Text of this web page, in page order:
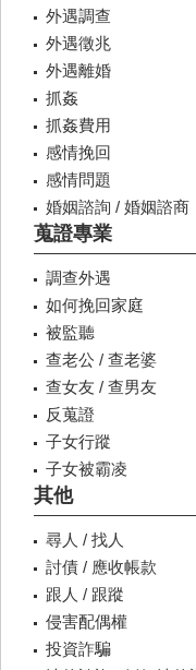
外遇調查
外遇徵兆
外遇離婚
抓姦
抓姦費用
感情挽回
感情問題
婚姻諮詢 / 婚姻諮商
蒐證專業
調查外遇
如何挽回家庭
被監聽
查老公 / 查老婆
查女友 / 查男友
反蒐證
子女行蹤
子女被霸凌
其他
尋人 / 找人
討債 / 應收帳款
跟人 / 跟蹤
侵害配偶權
投資詐騙